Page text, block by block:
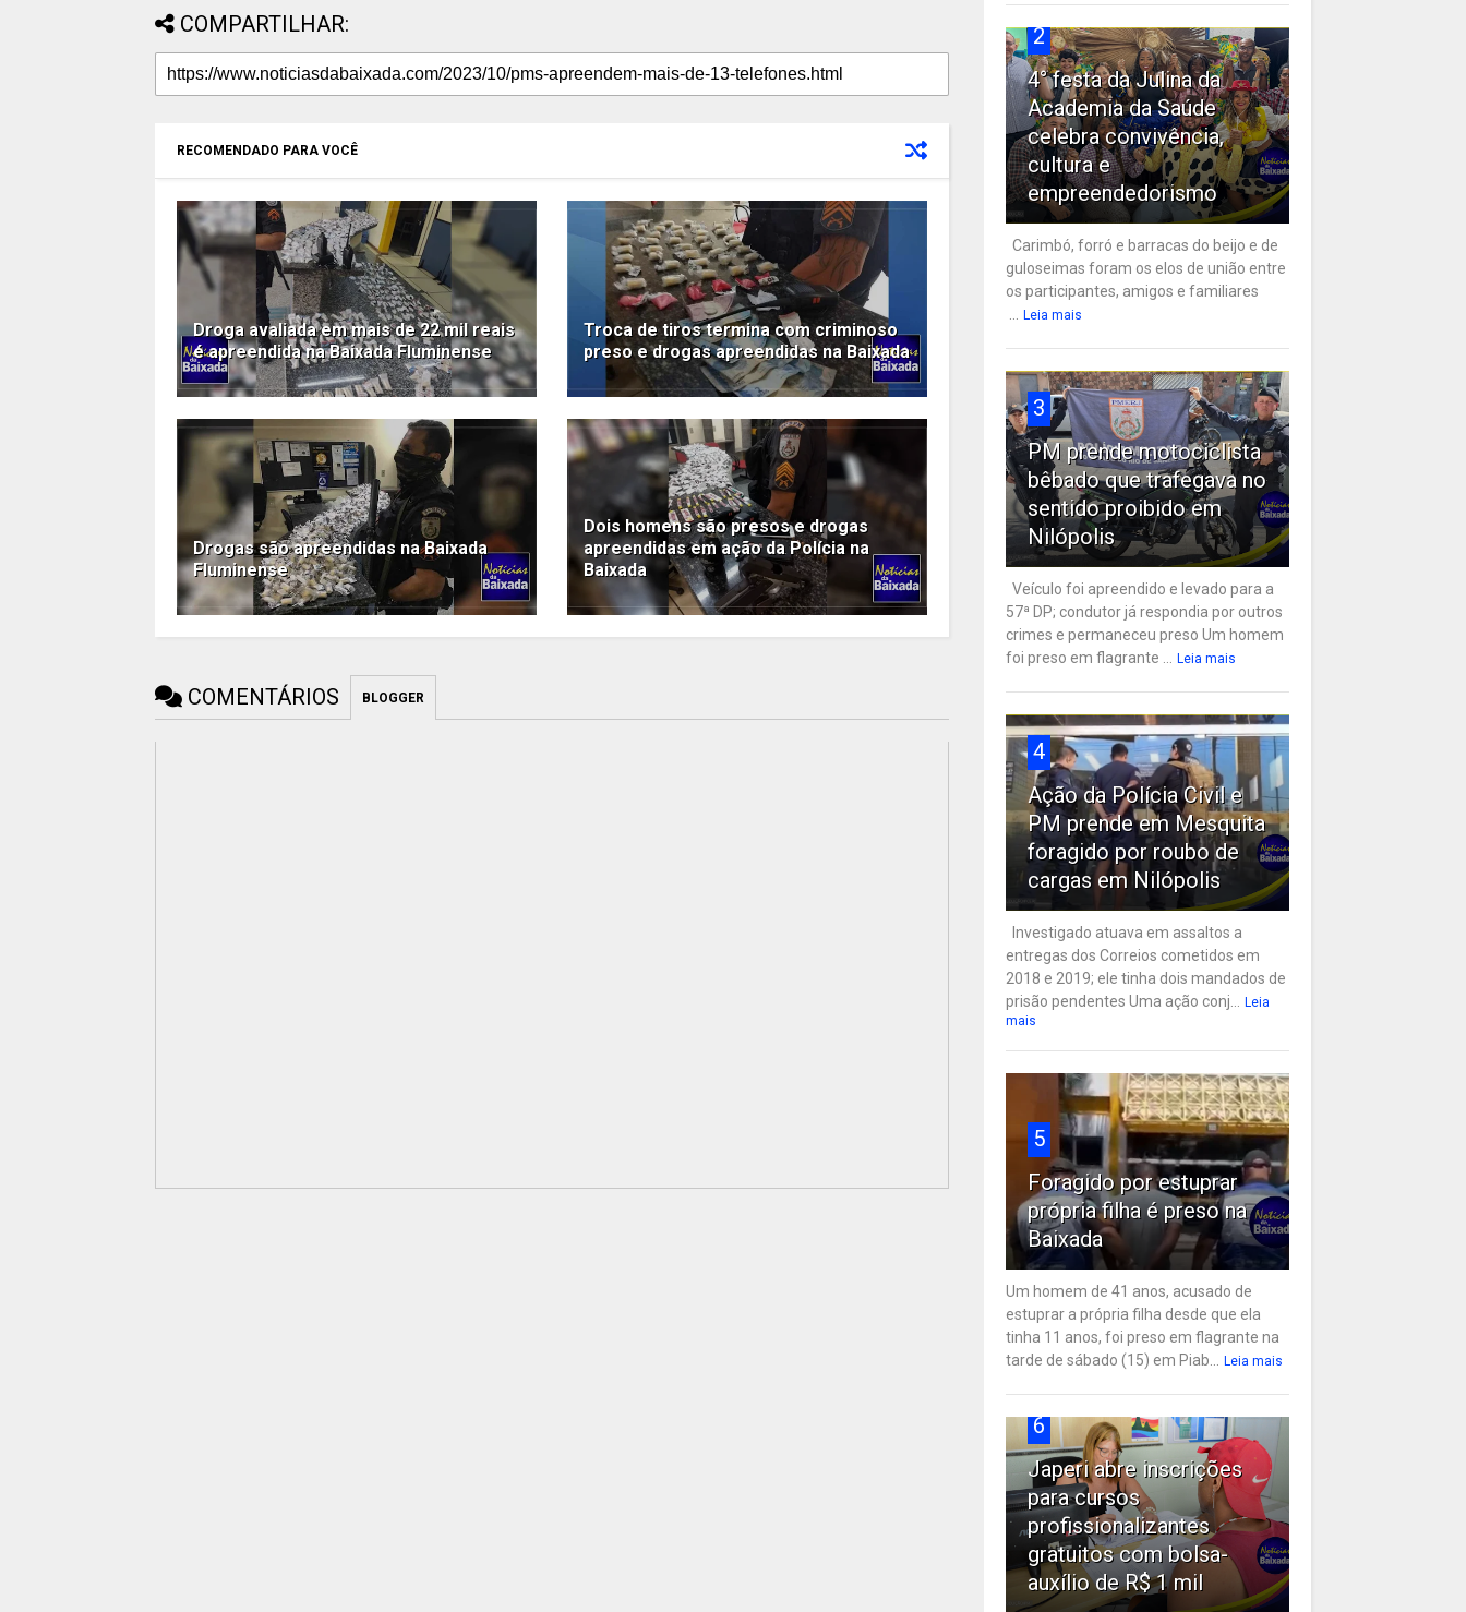
COMPARTILHAR:
RECOMENDADO PARA VOCÊ
Droga avaliada em mais de 22 mil reais
é apreendida na Baixada Fluminense
Troca de tiros termina com criminoso
preso e drogas apreendidas na Baixada
Drogas são apreendidas na Baixada
Fluminense
Dois homens são presos e drogas
apreendidas em ação da Polícia na
Baixada
COMENTÁRIOS BLOGGER
2
4° festa da Julina da
Academia da Saúde
celebra convivência,
cultura e
empreendedorismo
Carimbó, forró e barracas do beijo e de
guloseimas foram os elos de união entre
os participantes, amigos e familiares
... Leia mais
3
PM prende motociclista
bêbado que trafegava no
sentido proibido em
Nilópolis
Veículo foi apreendido e levado para a
57ª DP; condutor já respondia por outros
crimes e permaneceu preso Um homem
foi preso em flagrante ... Leia mais
4
Ação da Polícia Civil e
PM prende em Mesquita
foragido por roubo de
cargas em Nilópolis
Investigado atuava em assaltos a
entregas dos Correios cometidos em
2018 e 2019; ele tinha dois mandados de
prisão pendentes Uma ação conj... Leia
mais
5
Foragido por estuprar
própria filha é preso na
Baixada
Um homem de 41 anos, acusado de
estuprar a própria filha desde que ela
tinha 11 anos, foi preso em flagrante na
tarde de sábado (15) em Piab... Leia mais
6
Japeri abre inscrições
para cursos
profissionalizantes
gratuitos com bolsa-
auxílio de R$ 1 mil